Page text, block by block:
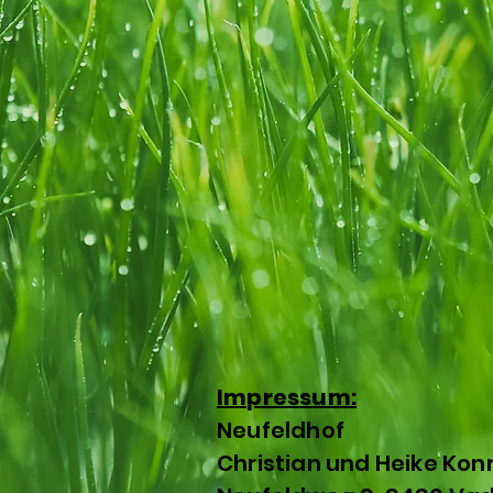
Impressum:
Neufeldhof
Christian und Heike